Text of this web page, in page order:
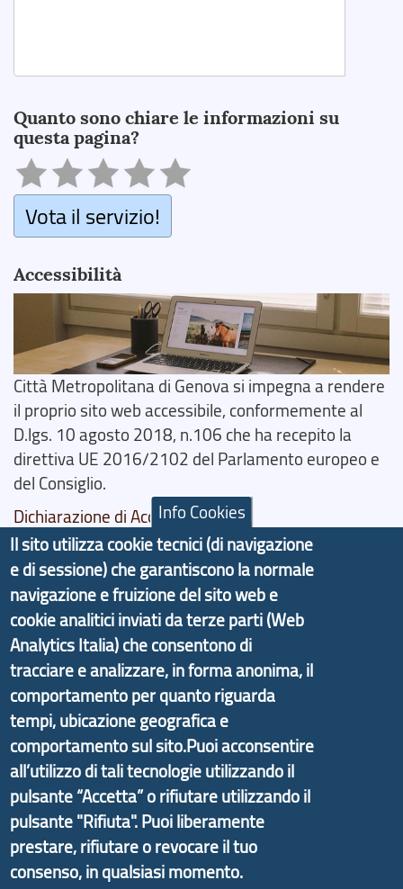
Quanto sono chiare le informazioni su
questa pagina?
Vota il servizio!
Accessibilità
Città Metropolitana di Genova si impegna a rendere
il proprio sito web accessibile, conformemente al
D.lgs. 10 agosto 2018, n.106 che ha recepito la
direttiva UE 2016/2102 del Parlamento europeo e
del Consiglio.
Dichiarazione di Accessibilità
Il progetto Aree Interne
Il portale di marketing territoriale e sviluppo locale
di Genova Città Metropolitana si è sviluppato a
partire dal progetto nazionale Aree Interne
promosso dal Dipartimento per lo Sviluppo
Economico e finalizzato al rilancio socio-economico
delle valli dell’entroterra. In particolare fornisce
informazioni ed aggiornamenti sulla
d'Area Antola-Tigullio, in collaborazione con Regione
Liguria ed ANCI Liguria.
Info Cookies
Il sito utilizza cookie tecnici (di navigazione
e di sessione) che garantiscono la normale
navigazione e fruizione del sito web e
cookie analitici inviati da terze parti (Web
Analytics Italia) che consentono di
tracciare e analizzare, in forma anonima, il
comportamento per quanto riguarda
tempi, ubicazione geografica e
comportamento sul sito.Puoi acconsentire
all’utilizzo di tali tecnologie utilizzando il
pulsante “Accetta” o rifiutare utilizzando il
pulsante "Rifiuta". Puoi liberamente
prestare, rifiutare o revocare il tuo
consenso, in qualsiasi momento.